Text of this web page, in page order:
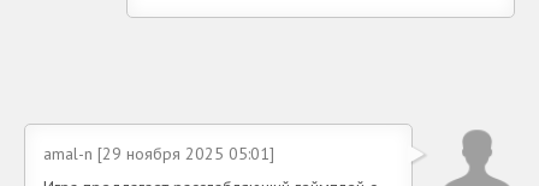
amal-n [29 ноября 2025 05:01]